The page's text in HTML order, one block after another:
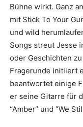
Bühne wirkt. Ganz
mit Stick To Your
und wild
Songs streut Jesse
oder Geschichten
Fragerunde initiiert
beantwortet einige
er seine Gitarre für
“Amber” und “We